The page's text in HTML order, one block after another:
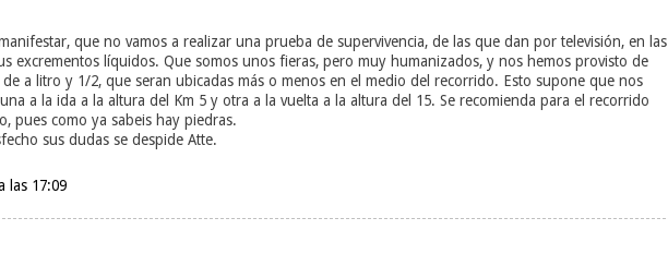
que no vamos a realizar una prueba de supervivencia, de las que dan por televisión, en las
excrementos líquidos. Que somos unos fieras, pero muy humanizados, y nos hemos provisto de
a litro y 1/2, que seran ubicadas más o menos en el medio del recorrido. Esto supone que nos
a la ida a la altura del Km 5 y otra a la vuelta a la altura del 15. Se recomienda para el recorrido
pues como ya sabeis hay piedras.
sus dudas se despide Atte.
las 17:09